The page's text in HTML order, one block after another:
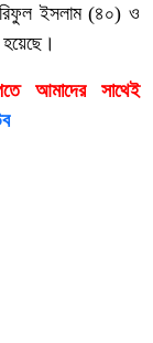
আরিফুল ইসলাম (৪০) ও
আমাদের সাথেই